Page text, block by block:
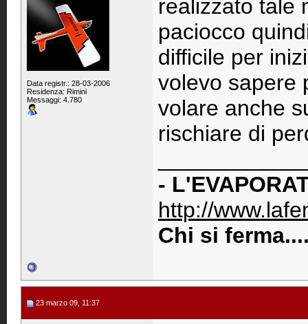
Data registr.: 28-03-2006
Residenza: Rimini
Messaggi: 4.780
realizzato tale
paciocco
difficile per
volevo sapere
volare anche
rischiare di
-
http://
Chi si
23 marzo 09, 11:37